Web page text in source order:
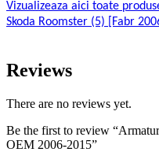
Vizualizeaza aici toate
Skoda Roomster (5) [Fabr
Reviews
There are no reviews yet.
Be the first to review
OEM 2006-2015”